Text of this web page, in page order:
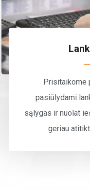
Prisitaikome
pasiūlydami
sąlygas ir nuolat
geriau